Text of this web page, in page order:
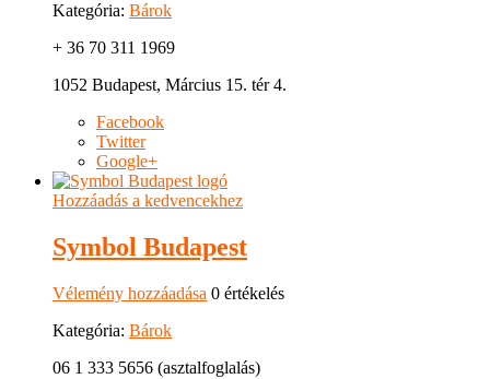
Kategória: Bárok
+ 36 70 311 1969
1052 Budapest, Március 15. tér 4.
Facebook
Twitter
Google+
Hozzáadás a kedvencekhez
Symbol Budapest
Vélemény hozzáadása 0 értékelés
Kategória: Bárok
06 1 333 5656 (asztalfoglalás)